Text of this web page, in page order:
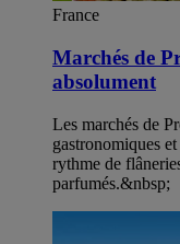
France
Marchés de
absolument
Les marchés de
gastronomiques
rythme de
parfumés.&nbsp;